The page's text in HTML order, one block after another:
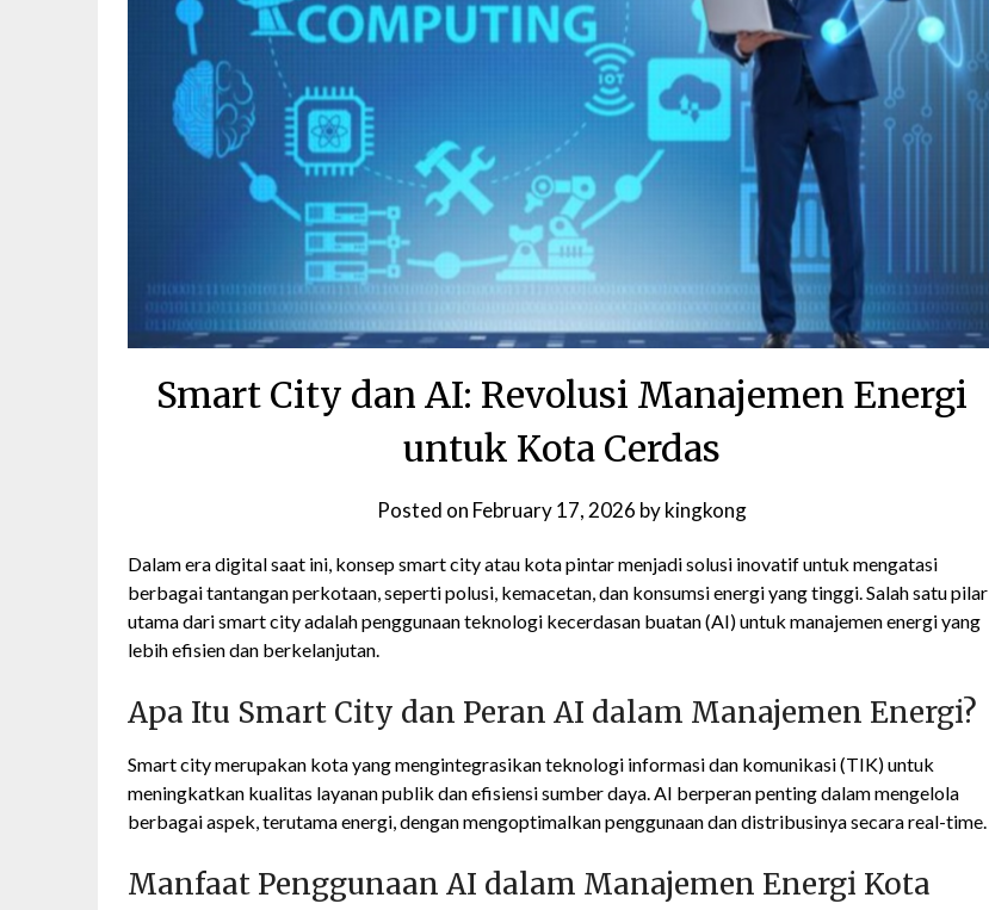
Smart City dan AI: Revolusi Manajemen Energi
untuk Kota Cerdas
Posted on February 17, 2026 bykingkong
Dalam era digital saat ini, konsep smart city atau kota pintar menjadi solusi inovatif untuk mengatasi
berbagai tantangan perkotaan, seperti polusi, kemacetan, dan konsumsi energi yang tinggi. Salah satu pilar
utama dari smart city adalah penggunaan teknologi kecerdasan buatan (AI) untuk manajemen energi yang
lebih efisien dan berkelanjutan.
Apa Itu Smart City dan Peran AI dalam Manajemen Energi?
Smart city merupakan kota yang mengintegrasikan teknologi informasi dan komunikasi (TIK) untuk
meningkatkan kualitas layanan publik dan efisiensi sumber daya. AI berperan penting dalam mengelola
berbagai aspek, terutama energi, dengan mengoptimalkan penggunaan dan distribusinya secara real-time.
Manfaat Penggunaan AI dalam Manajemen Energi Kota